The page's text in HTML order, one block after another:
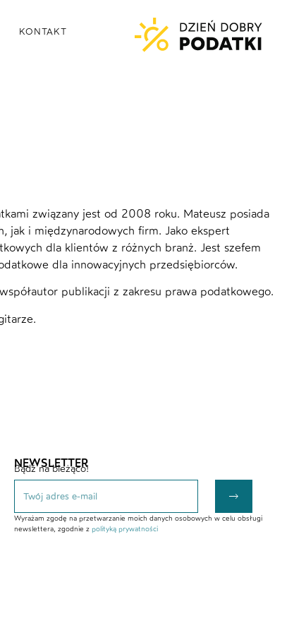
KONTAKT
związany jest od 2008 roku. Mateusz posiada
jak i międzynarodowych firm. Jako ekspert
dla klientów z różnych branż. Jest szefem
dla innowacyjnych przedsiębiorców.
publikacji z zakresu prawa podatkowego.
NEWSLETTER
Bądź na bieżąco!
Wyrażam zgodę na przetwarzanie moich danych osobowych w celu obsługi
newslettera, zgodnie z polityką prywatności